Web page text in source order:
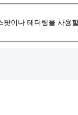
팟이나 테더링을 사용